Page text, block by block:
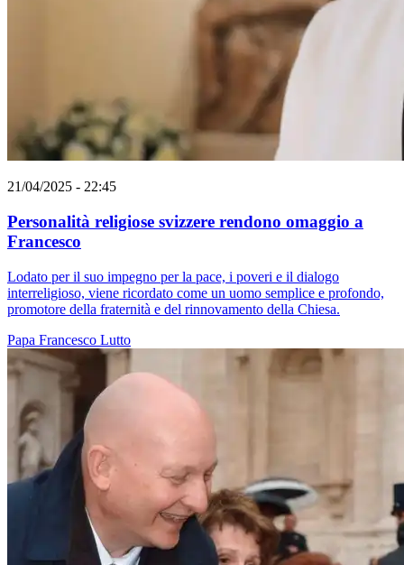
21/04/2025 - 22:45
Personalità religiose svizzere rendono omaggio a
Francesco
Lodato per il suo impegno per la pace, i poveri e il dialogo
interreligioso, viene ricordato come un uomo semplice e profondo,
promotore della fraternità e del rinnovamento della Chiesa.
Papa Francesco Lutto